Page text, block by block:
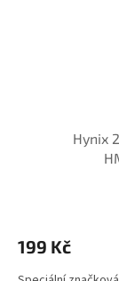
Hynix
199 Kč